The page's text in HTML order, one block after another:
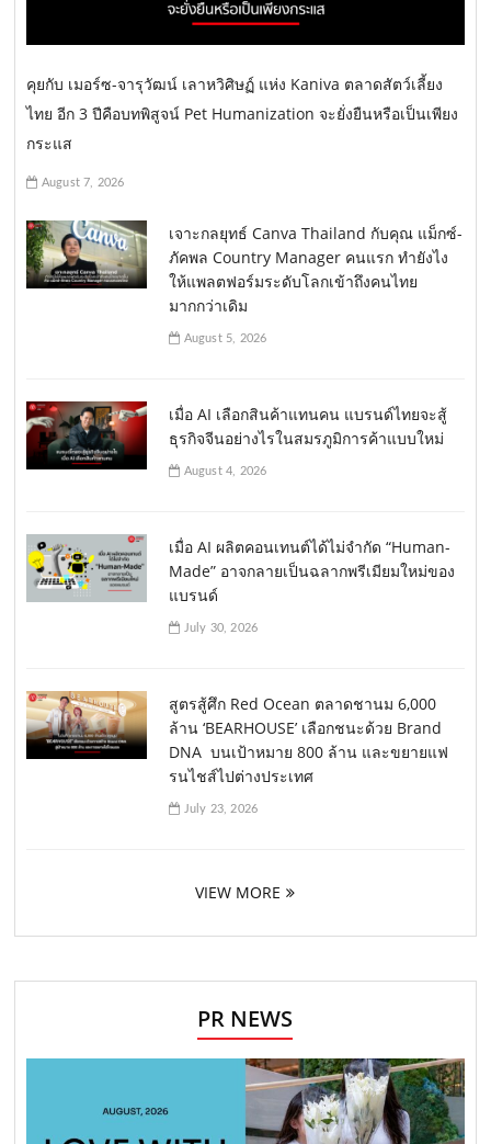
คุยกับ เมอร์ซ-จารุวัฒน์ เลาหวิศิษฏ์ แห่ง Kaniva ตลาดสัตว์เลี้ยง
ไทย อีก 3 ปีคือบทพิสูจน์ Pet Humanization จะยั่งยืนหรือเป็นเพียง
กระแส
August 7, 2026
เจาะกลยุทธ์ Canva Thailand กับคุณ แม็กซ์-
ภัคพล Country Manager คนแรก ทำยังไง
ให้แพลตฟอร์มระดับโลกเข้าถึงคนไทย
มากกว่าเดิม
August 5, 2026
เมื่อ AI เลือกสินค้าแทนคน แบรนด์ไทยจะสู้
ธุรกิจจีนอย่างไรในสมรภูมิการค้าแบบใหม่
August 4, 2026
เมื่อ AI ผลิตคอนเทนต์ได้ไม่จำกัด “Human-
Made” อาจกลายเป็นฉลากพรีเมียมใหม่ของ
แบรนด์
July 30, 2026
สูตรสู้ศึก Red Ocean ตลาดชานม 6,000
ล้าน ‘BEARHOUSE’ เลือกชนะด้วย Brand
DNA บนเป้าหมาย 800 ล้าน และขยายแฟ
รนไชส์ไปต่างประเทศ
July 23, 2026
VIEW MORE
PR NEWS